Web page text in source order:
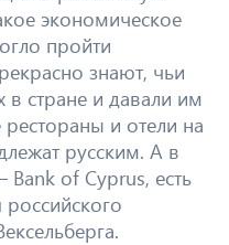
экономическое
пройти
знают, чьи
в стране и давали им
и отели на
русским. А в
of Cyprus, есть